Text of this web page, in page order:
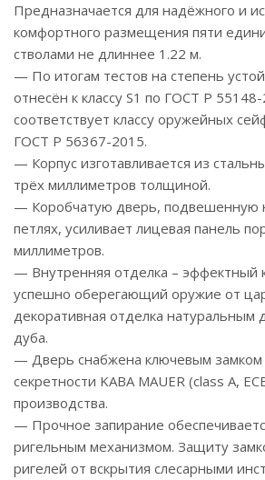
Предназначается для надёжного и
комфортного размещения пяти
стволами не длиннее 1.22 м.
— По итогам тестов на степень
отнесён к классу S1 по ГОСТ Р
соответствует классу оружейных
ГОСТ Р 56367-2015.
— Корпус изготавливается из
трёх миллиметров толщиной.
— Коробчатую дверь, подвешенную
петлях, усиливает лицевая панель
миллиметров.
— Внутренняя отделка – эффектный
успешно оберегающий оружие от
декоративная отделка
дуба.
— Дверь снабжена ключевым замком
секретности KABA MAUER (class A,
производства.
— Прочное запирание
ригельным механизмом. Защиту
ригелей от вскрытия слесарными